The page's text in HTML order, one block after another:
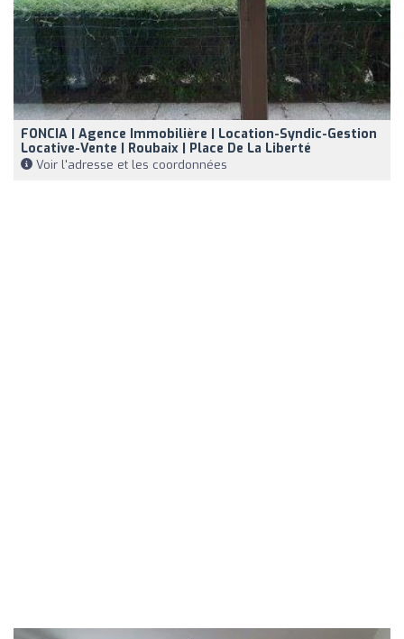
FONCIA | Agence Immobilière | Location-Syndic-Gestion
Locative-Vente | Roubaix | Place De La Liberté
Voir l'adresse et les coordonnées